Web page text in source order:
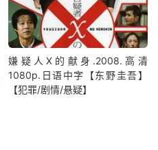
嫌疑人X的献身.2008.高清
1080p.日语中字【东野圭吾】
【犯罪/剧情/悬疑】